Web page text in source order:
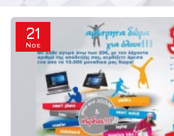
21
Νοε